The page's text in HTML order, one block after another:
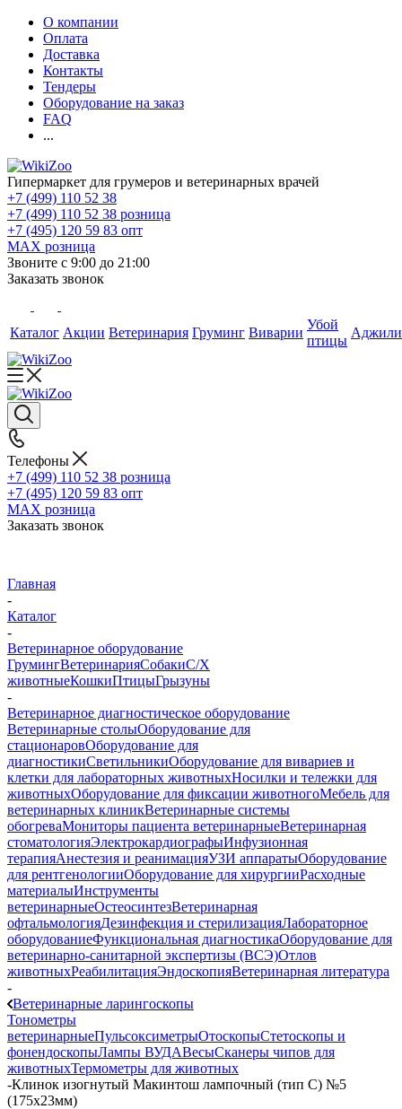
О компании
Оплата
Доставка
Контакты
Тендеры
Оборудование на заказ
FAQ
...
Гипермаркет для грумеров и ветеринарных врачей
+7 (499) 110 52 38
+7 (499) 110 52 38 розница
+7 (495) 120 59 83 опт
MAX розница
Звоните с 9:00 до 21:00
Заказать звонок
Каталог Акции Ветеринария Груминг Виварии
Убой
птицы
Телефоны
+7 (499) 110 52 38 розница
+7 (495) 120 59 83 опт
MAX розница
Заказать звонок
Главная
-
Каталог
-
Ветеринарное оборудование
ГрумингВетеринарияСобакиС/Х
животныеКошкиПтицыГрызуны
-
Ветеринарное диагностическое оборудование
Ветеринарные столыОборудование для
стационаровОборудование для
диагностикиСветильникиОборудование для вивариев и
клетки для лабораторных животныхНосилки и тележки для
животныхОборудование для фиксации животногоМебель для
ветеринарных клиникВетеринарные системы
обогреваМониторы пациента ветеринарныеВетеринарная
стоматологияЭлектрокардиографыИнфузионная
терапияАнестезия и реанимацияУЗИ аппаратыОборудование
для рентгенологииОборудование для хирургииРасходные
материалыИнструменты
ветеринарныеОстеосинтезВетеринарная
офтальмологияДезинфекция и стерилизацияЛабораторное
оборудованиеФункциональная диагностикаОборудование для
ветеринарно-санитарной экспертизы (ВСЭ)Отлов
животныхРеабилитацияЭндоскопияВетеринарная литература
-
Ветеринарные ларингоскопы
Тонометры
ветеринарныеПульсоксиметрыОтоскопыСтетоскопы и
фонендоскопыЛампы ВУДАВесыСканеры чипов для
животныхТермометры для животных
-Клинок изогнутый Макинтош лампочный (тип С) №5
(175х23мм)